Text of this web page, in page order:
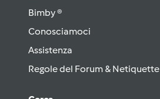
Bimby ®
Conosciamoci
Assistenza
Regole del Forum & Netiquette